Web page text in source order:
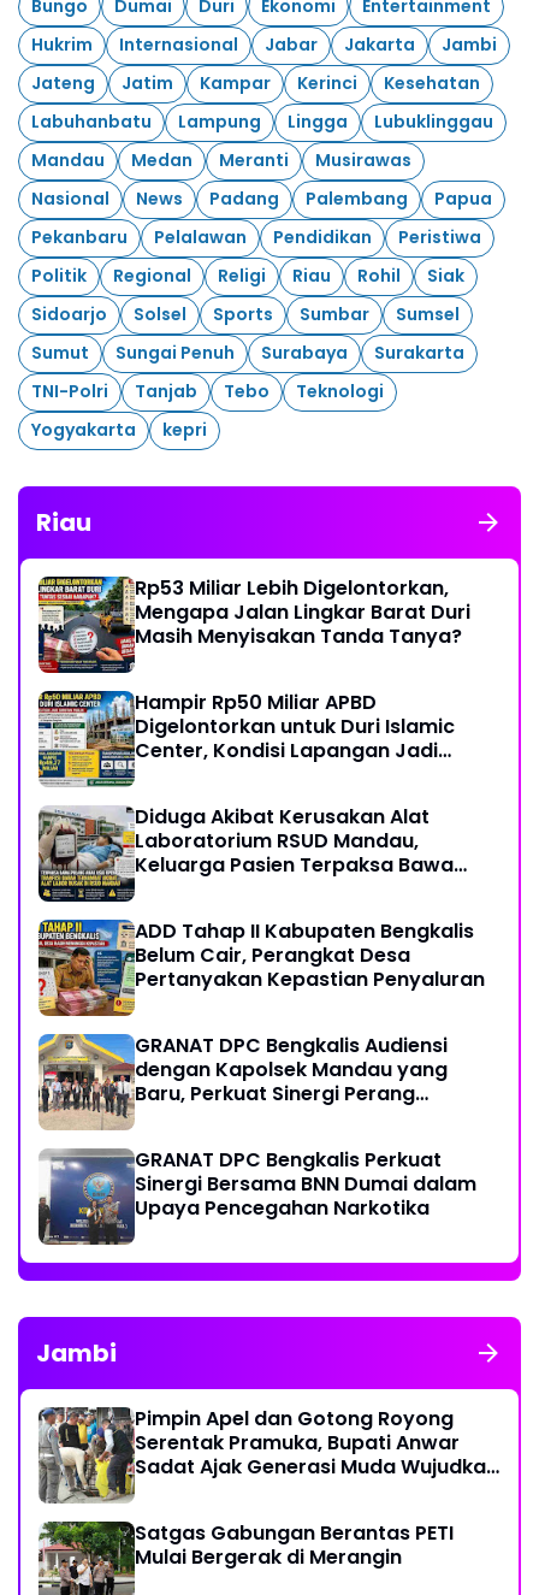
Bungo Dumai Duri Ekonomi
Entertainment
Hukrim
Internasional Jabar Jakarta
Jambi
Jateng
Jatim Kampar Kerinci
Kesehatan
Labuhanbatu
Lampung Lingga
Lubuklinggau
Mandau
Medan Meranti
Musirawas
Nasional
News Padang Palembang
Papua
Pekanbaru
Pelalawan Pendidikan
Peristiwa
Politik
Regional Religi Riau Rohil
Siak
Sidoarjo
Solsel Sports Sumbar
Sumsel
Sumut
Sungai Penuh Surabaya
Surakarta
TNI-Polri
Tanjab Tebo
Teknologi
Yogyakarta
kepri
Riau
Rp53 Miliar Lebih Digelontorkan,
Mengapa Jalan Lingkar Barat Duri
Masih Menyisakan Tanda Tanya?
Hampir Rp50 Miliar APBD
Digelontorkan untuk Duri Islamic
Center, Kondisi Lapangan Jadi
Diduga Akibat Kerusakan Alat
Laboratorium RSUD Mandau,
Keluarga Pasien Terpaksa Bawa
Transfusi Darah
ADD Tahap II Kabupaten Bengkalis
Belum Cair, Perangkat Desa
Pertanyakan Kepastian Penyaluran
GRANAT DPC Bengkalis Audiensi
dengan Kapolsek Mandau yang
Baru, Perkuat Sinergi Perang
GRANAT DPC Bengkalis Perkuat
Sinergi Bersama BNN Dumai dalam
Upaya Pencegahan Narkotika
Jambi
Pimpin Apel dan Gotong Royong
Serentak Pramuka, Bupati Anwar
Sadat Ajak Generasi Muda Wujudkan
Satgas Gabungan Berantas PETI
Mulai Bergerak di Merangin